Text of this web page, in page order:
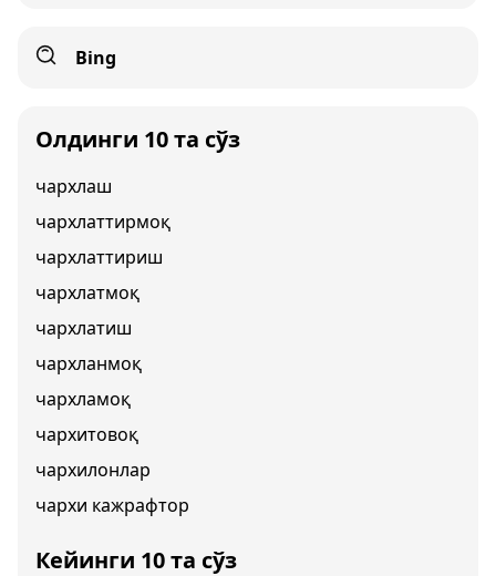
Bing
Олдинги 10 та сўз
чархлаш
чархлаттирмоқ
чархлаттириш
чархлатмоқ
чархлатиш
чархланмоқ
чархламоқ
чархитовоқ
чархилонлар
чархи кажрафтор
Кейинги 10 та сўз